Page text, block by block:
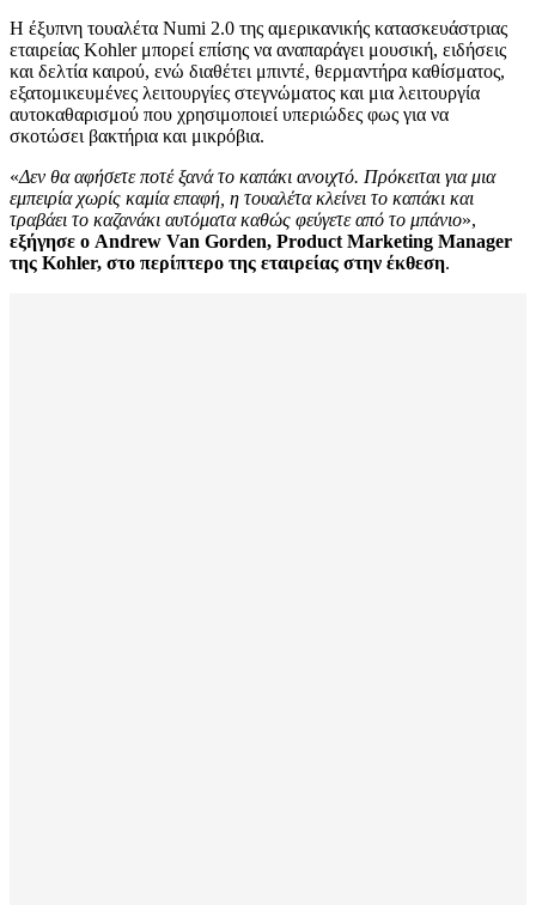
Η έξυπνη τουαλέτα Numi 2.0 της αμερικανικής κατασκευάστριας
εταιρείας Kohler μπορεί επίσης να αναπαράγει μουσική, ειδήσεις
και δελτία καιρού, ενώ διαθέτει μπιντέ, θερμαντήρα καθίσματος,
εξατομικευμένες λειτουργίες στεγνώματος και μια λειτουργία
αυτοκαθαρισμού που χρησιμοποιεί υπεριώδες φως για να
σκοτώσει βακτήρια και μικρόβια.
«Δεν θα αφήσετε ποτέ ξανά το καπάκι ανοιχτό. Πρόκειται για μια
εμπειρία χωρίς καμία επαφή, η τουαλέτα κλείνει το καπάκι και
τραβάει το καζανάκι αυτόματα καθώς φεύγετε από το μπάνιο»,
εξήγησε ο Andrew Van Gorden, Product Marketing Manager
της Kohler, στο περίπτερο της εταιρείας στην έκθεση.